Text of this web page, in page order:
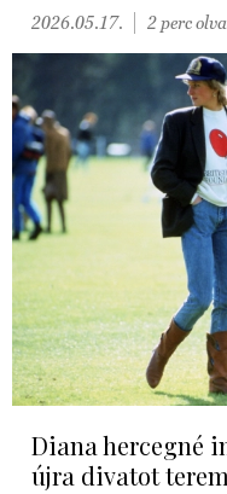
2026.05.17. 2 perc
Diana hercegné
újra divatot